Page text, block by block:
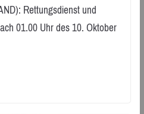
Rettungsdienst und
01.00 Uhr des 10. Oktober